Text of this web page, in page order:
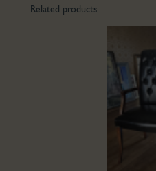
Related products